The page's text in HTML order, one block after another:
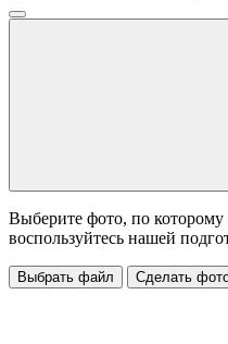
Выберите фото, по
воспользуйтесь нашей
Выбрать файл Сделать